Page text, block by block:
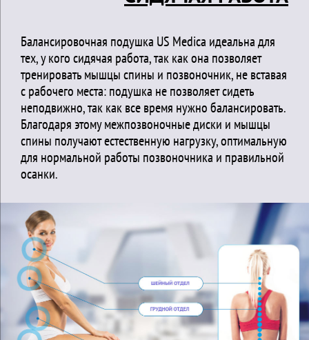
Балансировочная подушка US Medica идеальна для
тех, у кого сидячая работа, так как она позволяет
тренировать мышцы спины и позвоночник, не вставая
с рабочего места: подушка не позволяет сидеть
неподвижно, так как все время нужно балансировать.
Благодаря этому межпозвоночные диски и мышцы
спины получают естественную нагрузку, оптимальную
для нормальной работы позвоночника и правильной
осанки.